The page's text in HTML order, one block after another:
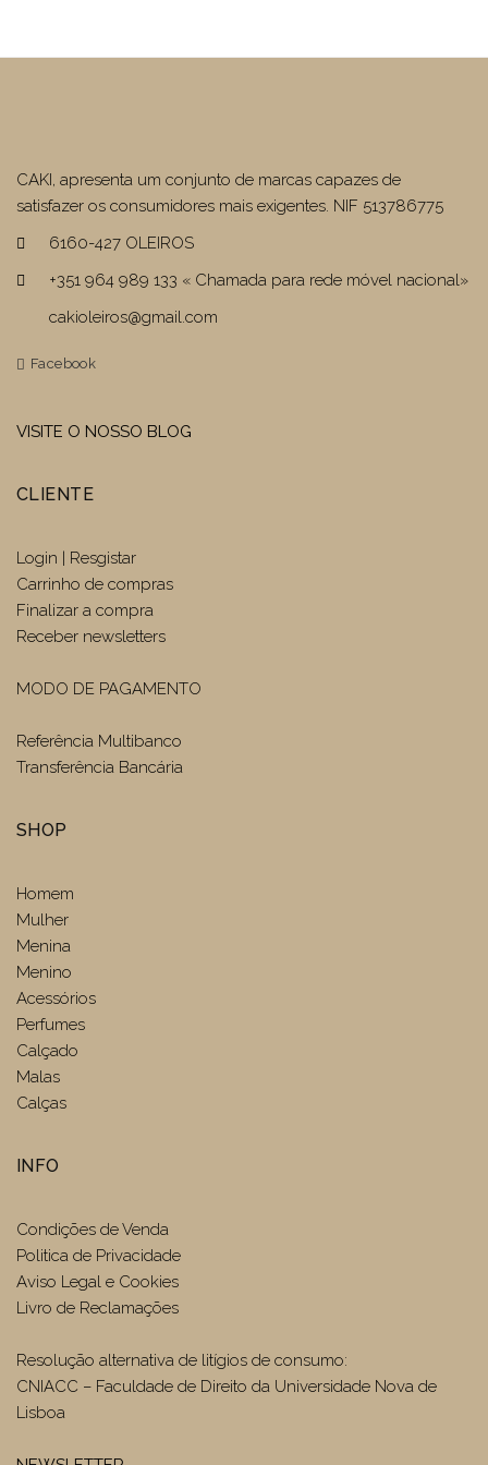
CAKI, apresenta um conjunto de marcas capazes de
satisfazer os consumidores mais exigentes. NIF 513786775
6160-427 OLEIROS
+351 964 989 133 « Chamada para rede móvel nacional»
cakioleiros@gmail.com
Facebook
VISITE O NOSSO BLOG
CLIENTE
Login | Resgistar
Carrinho de compras
Finalizar a compra
Receber newsletters
MODO DE PAGAMENTO
Referência Multibanco
Transferência Bancária
SHOP
Homem
Mulher
Menina
Menino
Acessórios
Perfumes
Calçado
Malas
Calças
INFO
Condições de Venda
Politica de Privacidade
Aviso Legal e Cookies
Livro de Reclamações
Resolução alternativa de litígios de consumo:
CNIACC – Faculdade de Direito da Universidade Nova de
Lisboa